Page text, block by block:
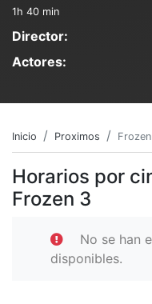
1h 40 min
Director:
Actores:
Inicio Proximos
Horarios por
Frozen 3
No se han
disponibles.